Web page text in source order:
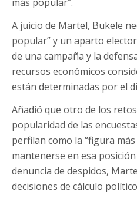
A juicio de Martel, Bukele
popular” y un aparto
de una campaña y la
recursos económicos
están determinadas por el
Añadió que otro de los
popularidad de las
perfilan como la “figura
mantenerse en esa
denuncia de despidos,
decisiones de cálculo